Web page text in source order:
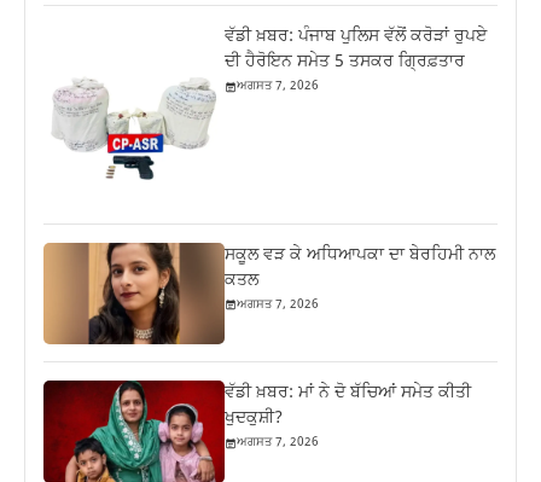
ਵੱਡੀ ਖ਼ਬਰ: ਪੰਜਾਬ ਪੁਲਿਸ ਵੱਲੋਂ ਕਰੋੜਾਂ ਰੁਪਏ
ਦੀ ਹੈਰੋਇਨ ਸਮੇਤ 5 ਤਸਕਰ ਗ੍ਰਿਫ਼ਤਾਰ
ਅਗਸਤ 7, 2026
ਸਕੂਲ ਵੜ ਕੇ ਅਧਿਆਪਕਾ ਦਾ ਬੇਰਹਿਮੀ ਨਾਲ
ਕਤਲ
ਅਗਸਤ 7, 2026
ਵੱਡੀ ਖ਼ਬਰ: ਮਾਂ ਨੇ ਦੋ ਬੱਚਿਆਂ ਸਮੇਤ ਕੀਤੀ
ਖੁਦਕੁਸ਼ੀ?
ਅਗਸਤ 7, 2026